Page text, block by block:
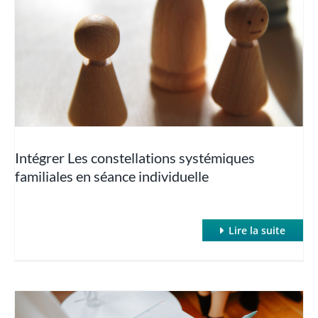
Clean Language
Hypnose classique et inductions rapides
Hypnose et Addictions
Intégrer Les constellations systémiques
familiales en séance individuelle
Lire la suite